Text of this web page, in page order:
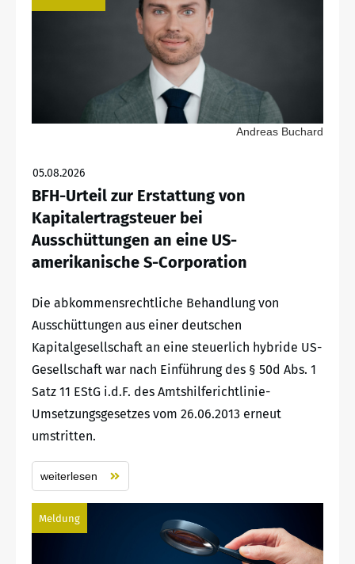
Andreas Buchard
05.08.2026
BFH-Urteil zur Erstattung von
Kapitalertragsteuer bei
Ausschüttungen an eine US-
amerikanische S-Corporation
Die abkommensrechtliche Behandlung von
Ausschüttungen aus einer deutschen
Kapitalgesellschaft an eine steuerlich hybride US-
Gesellschaft war nach Einführung des § 50d Abs. 1
Satz 11 EStG i.d.F. des Amtshilferichtlinie-
Umsetzungsgesetzes vom 26.06.2013 erneut
umstritten.
weiterlesen
Meldung